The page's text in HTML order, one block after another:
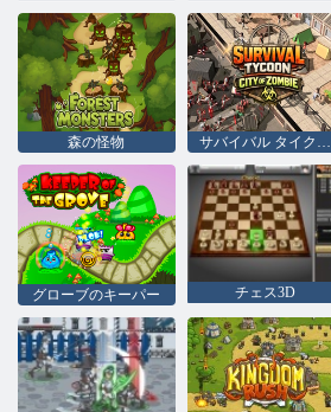
森の怪物 サバイバル タイクーン シティ オブ ゾンビ
グローブのキーパー チェス3D